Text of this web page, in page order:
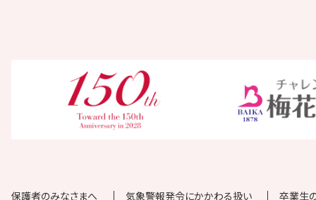
保護者のみなさまへ 気象警報発令にかかわる扱い
卒業生